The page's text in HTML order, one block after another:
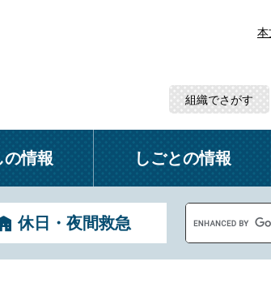
本
組織でさがす
の情報 しごとの情報
休日・夜間救急
o
g